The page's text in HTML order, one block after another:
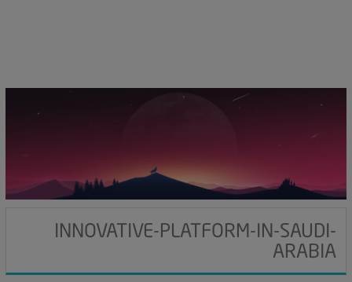
n
INNOVATIVE-PLATFORM-IN-SAUDI-
ARABIA